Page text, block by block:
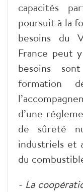
capacités
poursuit à la
besoins du
France peut
besoins
formation
d’une
de sûreté
industriels et
du
- La